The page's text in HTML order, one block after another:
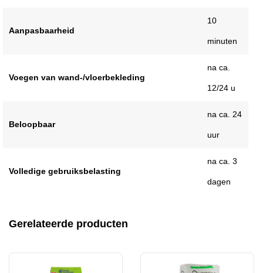
Aanpasbaarheid
10
minuten
Voegen van wand-/vloerbekleding
na ca.
12/24 u
Beloopbaar
na ca. 24
uur
Volledige gebruiksbelasting
na ca. 3
dagen
Gerelateerde producten